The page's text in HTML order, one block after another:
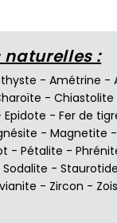
naturelles :
- Amétrine -
- Chiastolite
Epidote - Fer de
- Magnetite -
- Pétalite -
Sodalite - Staurotide
- Zircon -